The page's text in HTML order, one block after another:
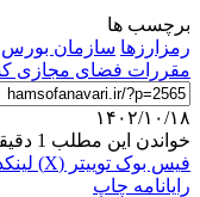
برچسب ها
رمزارزها سازمان بورس
مقررات فضای مجازی
۱۴۰۲/۱۰/۱۸
خواندن این مطلب 1 دقیقه زمان میبرد
فیس بوک توییتر (X)
رایانامه چاپ